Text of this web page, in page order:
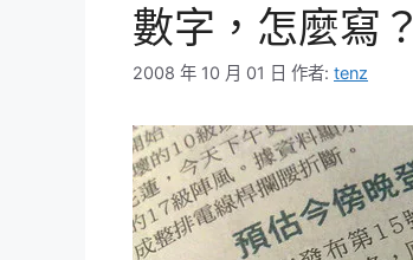
數字，怎麼寫？
2008 年 10 月 01 日 作者: tenz